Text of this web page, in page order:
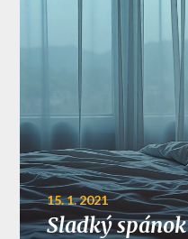
15. 1. 2021
Sladký spánok